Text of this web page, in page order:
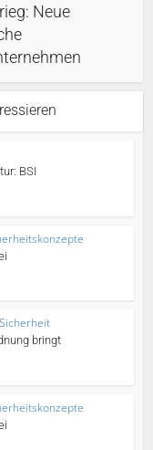
Neue
BSI
Sicherheit
bringt